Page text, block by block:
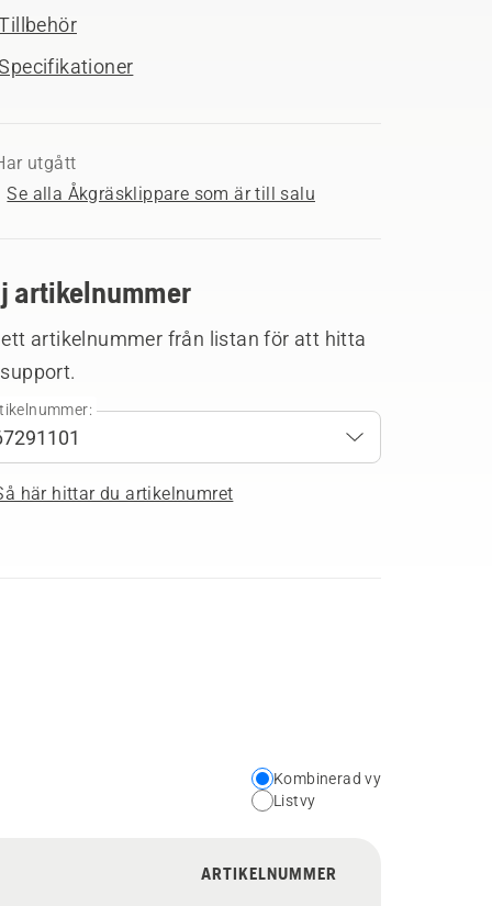
utgått
Se alla Åkgräsklippare som är till salu
artikelnummer
artikelnummer från listan för att hitta
här hittar du artikelnumret
Choose
your
view
Kombinerad vy
Listvy
ARTIKELNUMMER